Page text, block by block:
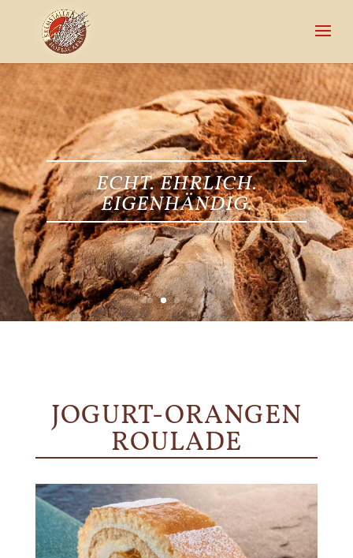
ECHT. EHRLICH.
EIGENHÄNDIG.
JOGURT-ORANGEN
ROULADE